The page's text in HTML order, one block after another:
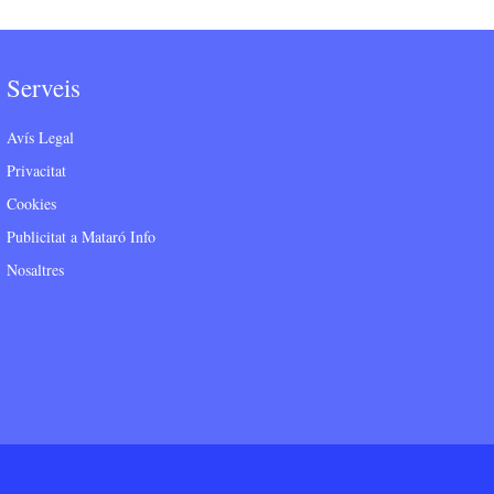
Serveis
Avís Legal
Privacitat
Cookies
Publicitat a Mataró Info
Nosaltres